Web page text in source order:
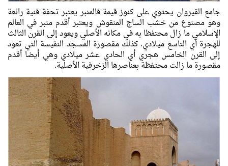
جامع القيروان يحتوي على كنوز قيمة فالمنبر يعتبر تحفة فنية رائعة
وهو مصنوع من خشب الساج المنقوش ويعتبر أقدم منبر في العالم
الإسلامي ما زال محتفظا به في مكانه الأصلي ويعود إلى القرن الثالث
للهجرة أي التاسع ميلادي. كذلك مقصورة المسجد النفيسة التي تعود
إلى القرن الخامس هجري أي الحادي عشر ميلادي وهي أيضا أقدم
مقصورة ما زالت محتفظة بعناصرها الزخرفية الأصلية.